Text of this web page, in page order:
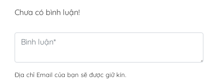
Chưa có bình luận!
Địa chỉ Email của bạn sẽ được giữ kín.